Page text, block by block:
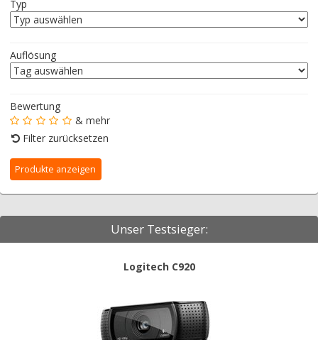
Typ
Auflösung
Bewertung
& mehr
Filter zurücksetzen
Unser Testsieger:
Logitech C920